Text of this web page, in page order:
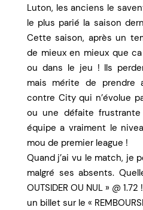
Luton, les anciens le
le plus parié la saison
Cette saison, après un
de mieux en mieux que
ou dans le jeu ! Ils
mais mérite de
contre City qui n’évolue
ou une défaite
équipe a vraiment le
mou de premier league !
Quand j’ai vu le match, je
malgré ses absents.
OUTSIDER OU NUL » @
un billet sur le «